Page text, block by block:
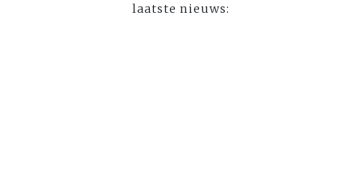
laatste nieuws: